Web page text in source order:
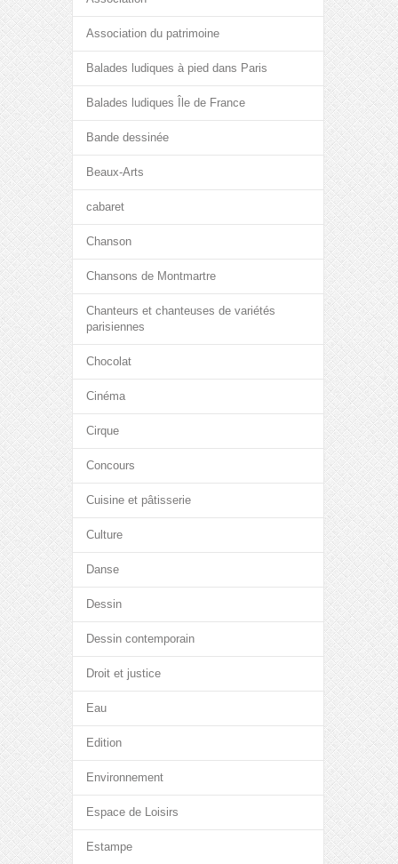
Association du patrimoine
Balades ludiques à pied dans Paris
Balades ludiques Île de France
Bande dessinée
Beaux-Arts
cabaret
Chanson
Chansons de Montmartre
Chanteurs et chanteuses de variétés
parisiennes
Chocolat
Cinéma
Cirque
Concours
Cuisine et pâtisserie
Culture
Danse
Dessin
Dessin contemporain
Droit et justice
Eau
Edition
Environnement
Espace de Loisirs
Estampe